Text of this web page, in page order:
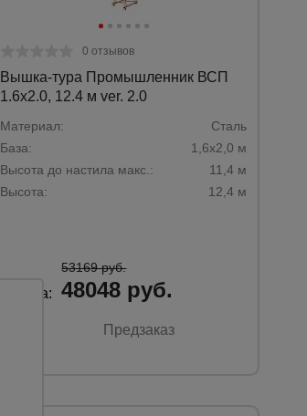
0 отзывов
Вышка-тура Промышленник ВСП
1.6х2.0, 12.4 м ver. 2.0
Материал:
Сталь
База:
1,6х2,0 м
Высота до настила макс.:
11,4 м
Высота:
12,4 м
Цена:
53169 руб.
48048 руб.
Предзаказ